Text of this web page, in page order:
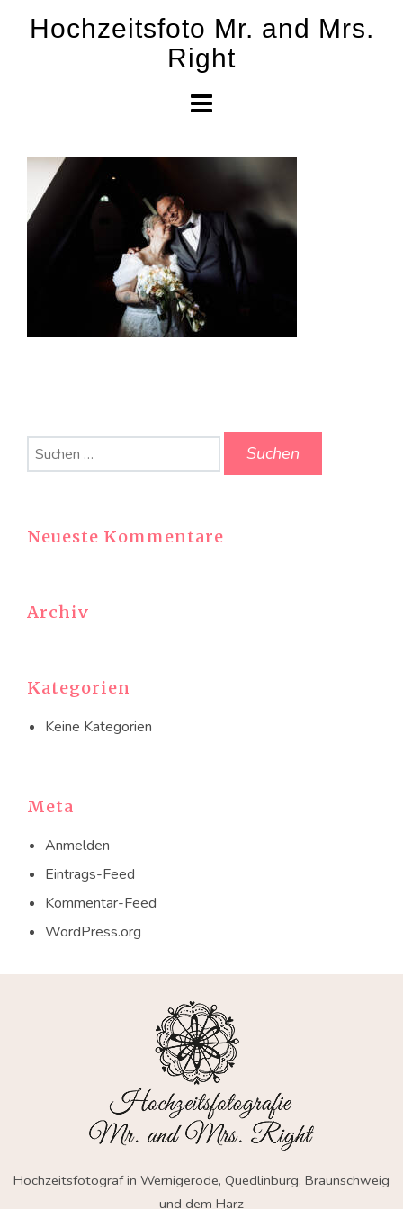
Hochzeitsfoto Mr. and Mrs.
Right
Suchen
nach:
Neueste Kommentare
Archiv
Kategorien
Keine Kategorien
Meta
Anmelden
Eintrags-Feed
Kommentar-Feed
WordPress.org
Hochzeitsfotograf in Wernigerode, Quedlinburg, Braunschweig
und dem Harz